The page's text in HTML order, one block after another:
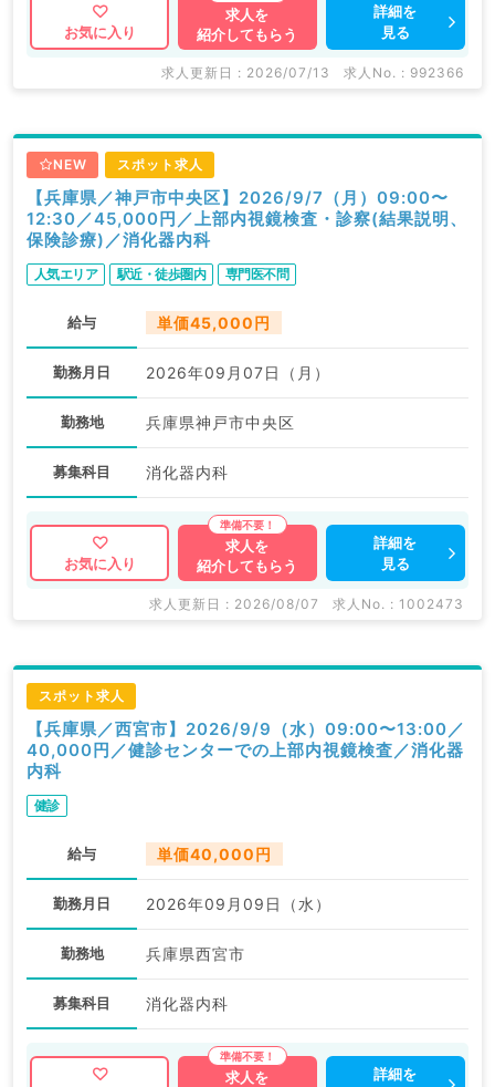
お気に入り
求人を
紹介してもらう
詳細を
見る
求人更新日 : 2026/07/13 求人No. : 992366
NEW スポット求人
【兵庫県／神戸市中央区】2026/9/7（月）09:00〜
12:30／45,000円／上部内視鏡検査・診察(結果説明、
保険診療)／消化器内科
人気エリア 駅近・徒歩圏内 専門医不問
給与 単価45,000円
勤務月日 2026年09月07日（月）
勤務地 兵庫県神戸市中央区
募集科目 消化器内科
お気に入り
求人を
紹介してもらう
詳細を
見る
求人更新日 : 2026/08/07 求人No. : 1002473
スポット求人
【兵庫県／西宮市】2026/9/9（水）09:00〜13:00／
40,000円／健診センターでの上部内視鏡検査／消化器
内科
健診
給与 単価40,000円
勤務月日 2026年09月09日（水）
勤務地 兵庫県西宮市
募集科目 消化器内科
求人を
詳細を